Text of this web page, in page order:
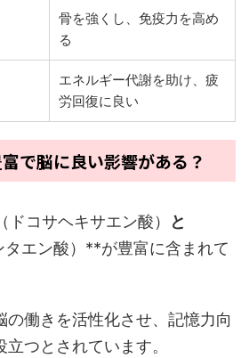
骨を強くし、免疫力を高め
る
エネルギー代謝を助け、疲
労回復に良い
で脳に良い影響がある？
コサヘキサエン酸）
と
タエン酸）**が豊富に含まれて
の働きを活性化させ、記憶力向
立つとされています。